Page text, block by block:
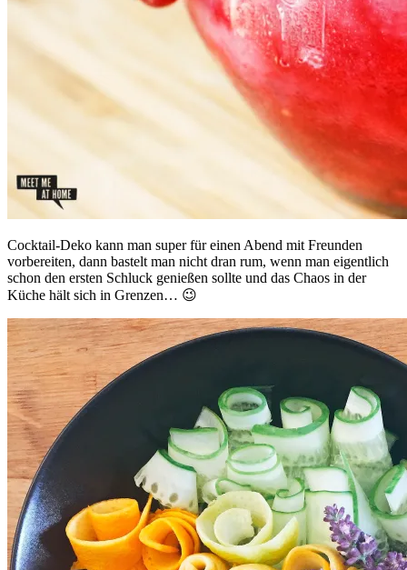
Cocktail-Deko kann man super für einen Abend mit Freunden
vorbereiten, dann bastelt man nicht dran rum, wenn man eigentlich
schon den ersten Schluck genießen sollte und das Chaos in der
Küche hält sich in Grenzen… 😉